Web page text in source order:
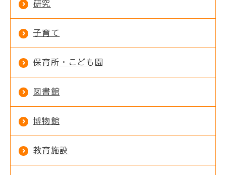
研究
子育て
保育所・こども園
図書館
博物館
教育施設